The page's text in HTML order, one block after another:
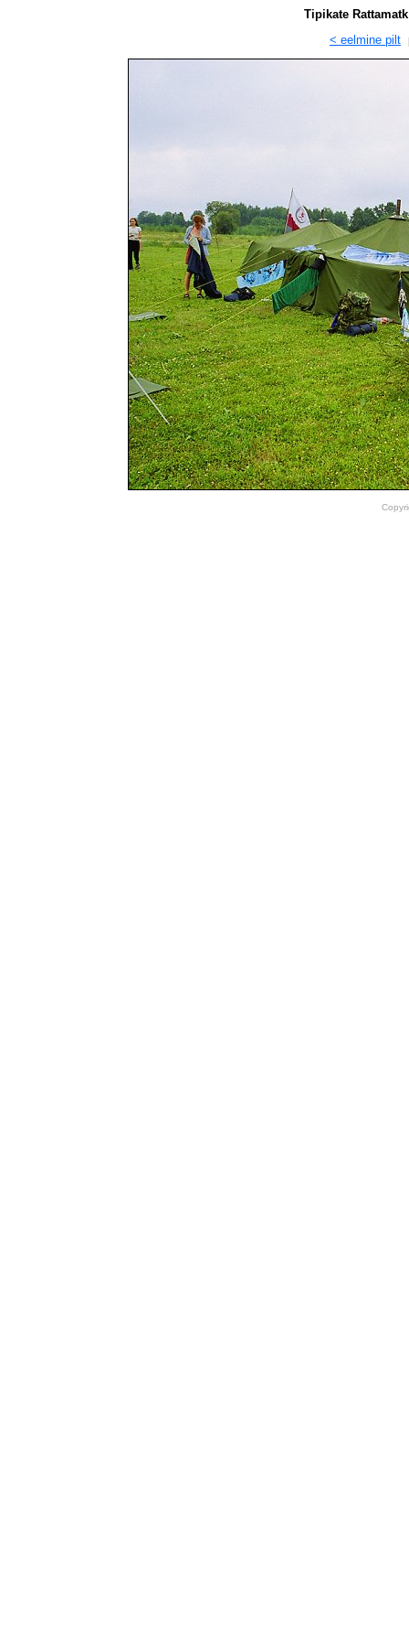
Tipikate
< eelmine pilt